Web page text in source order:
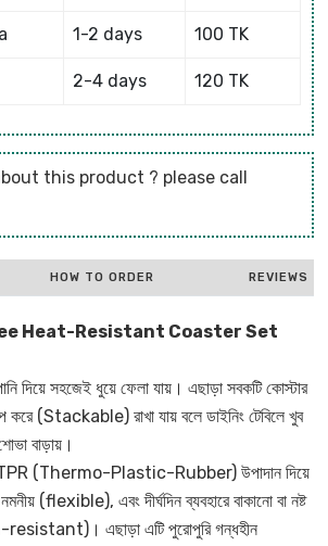
1-2 days 100 TK
2-4 days 120 TK
this product ? please call
HOW TO ORDER REVIEWS
Heat-Resistant Coaster Set
দিয়ে সহজেই ধুয়ে ফেলা যায়। এছাড়া সবকটি কোস্টার
করে (Stackable) রাখা যায় বলে ডাইনিং টেবিলে খুব
বাড়ায়।
TPR (Thermo-Plastic-Rubber) উপাদান দিয়ে
(flexible), এবং দীর্ঘদিন ব্যবহারে বাকানো বা নষ্ট
এছাড়া এটি পুরোপুরি গন্ধহীন